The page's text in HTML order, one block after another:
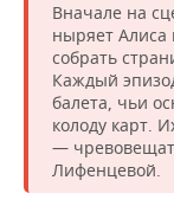
Вначале на
ныряет Алиса
собрать
Каждый
балета, чьи
колоду карт.
—
Лифенцевой.